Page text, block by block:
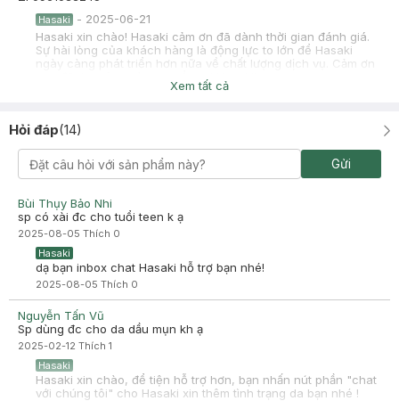
Hasaki - 2025-06-21
Hasaki xin chào! Hasaki cảm ơn đã dành thời gian đánh giá.
Sự hài lòng của khách hàng là động lực to lớn để Hasaki
ngày càng phát triển hơn nữa về chất lượng dịch vụ. Cảm ơn
bạn đã tin tưởng và mua sắm tại Hasaki!
Xem tất cả
Hỏi đáp(14)
Gửi
Bùi Thụy Bảo Nhi
sp có xài đc cho tuổi teen k ạ
2025-08-05 Thích 0
Hasaki
dạ bạn inbox chat Hasaki hỗ trợ bạn nhé!
2025-08-05 Thích 0
Nguyễn Tấn Vũ
Sp dùng đc cho da dầu mụn kh ạ
2025-02-12 Thích 1
Hasaki
Hasaki xin chào, để tiện hỗ trợ hơn, bạn nhấn nút phần "chat
với chúng tôi" cho Hasaki xin thêm tình trạng da bạn nhé !